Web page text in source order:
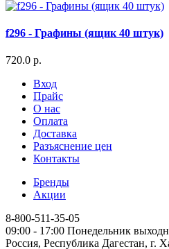
f296 - Графины (ящик 40 штук)
720.0 р.
Вход
Прайс
О нас
Оплата
Доставка
Разъяснение цен
Контакты
Бренды
Акции
8-800-511-35-05
09:00 - 17:00 Понедельник
Россия, Республика Дагестан, г.